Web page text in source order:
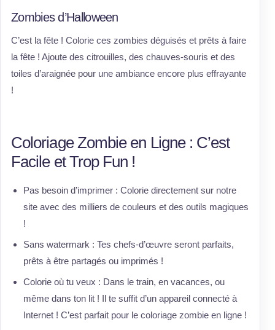
Zombies d’Halloween
C’est la fête ! Colorie ces zombies déguisés et prêts à faire
la fête ! Ajoute des citrouilles, des chauves-souris et des
toiles d’araignée pour une ambiance encore plus effrayante
!
Coloriage Zombie en Ligne : C’est
Facile et Trop Fun !
Pas besoin d’imprimer : Colorie directement sur notre
site avec des milliers de couleurs et des outils magiques
!
Sans watermark : Tes chefs-d’œuvre seront parfaits,
prêts à être partagés ou imprimés !
Colorie où tu veux : Dans le train, en vacances, ou
même dans ton lit ! Il te suffit d’un appareil connecté à
Internet ! C’est parfait pour le coloriage zombie en ligne !